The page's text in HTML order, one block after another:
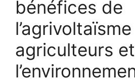
bénéfices de
agriculteurs et